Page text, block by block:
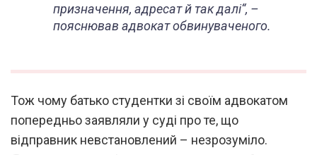
призначення, адресат й так далі“, –
пояснював адвокат обвинуваченого.
Тож чому батько студентки зі своїм адвокатом
попередньо заявляли у суді про те, що
відправник невстановлений – незрозуміло.